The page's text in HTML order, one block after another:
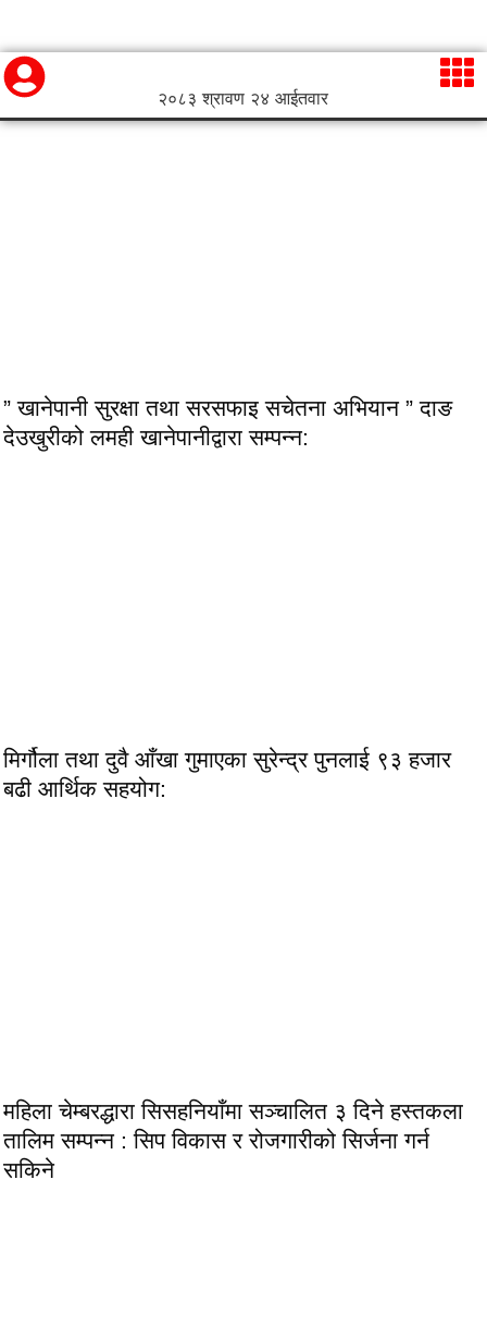
२०८३ श्रावण २४ आईतवार
” खानेपानी सुरक्षा तथा सरसफाइ सचेतना अभियान ” दाङ
देउखुरीको लमही खानेपानीद्वारा सम्पन्न:
मिर्गौला तथा दुवै आँखा गुमाएका सुरेन्द्र पुनलाई ९३ हजार
बढी आर्थिक सहयोग:
महिला चेम्बरद्धारा सिसहनियाँमा सञ्चालित ३ दिने हस्तकला
तालिम सम्पन्न : सिप विकास र रोजगारीको सिर्जना गर्न
सकिने